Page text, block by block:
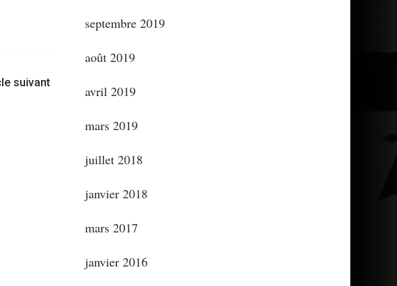
suivant
septembre 2019
août 2019
avril 2019
mars 2019
juillet 2018
janvier 2018
mars 2017
janvier 2016